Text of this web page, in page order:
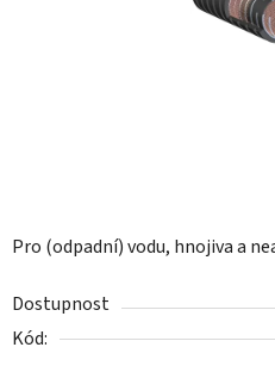
Pro (odpadní) vodu, hnojiva a
Dostupnost
Kód: